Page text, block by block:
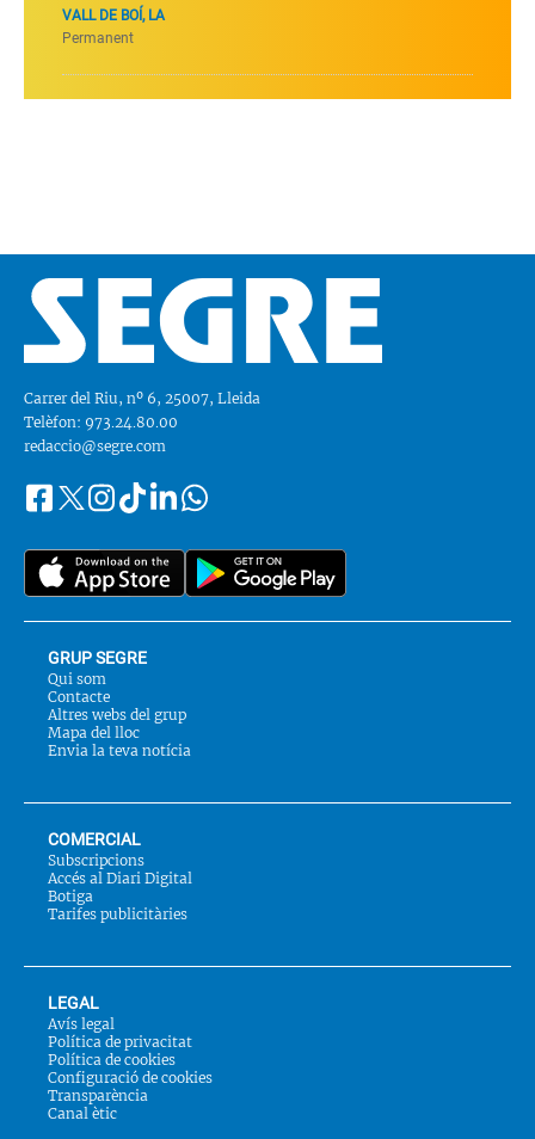
VALL DE BOÍ, LA
Permanent
Carrer del Riu, nº 6, 25007, Lleida
Telèfon: 973.24.80.00
redaccio@segre.com
Segueix-
a::
FacebookInstagram
TiktokLinkedinWhatsapp
GRUP SEGRE
Qui som
Contacte
Altres webs del grup
Mapa del lloc
Envia la teva notícia
COMERCIAL
Subscripcions
Accés al Diari Digital
Botiga
Tarifes publicitàries
LEGAL
Avís legal
Política de privacitat
Política de cookies
Configuració de cookies
Transparència
Canal ètic